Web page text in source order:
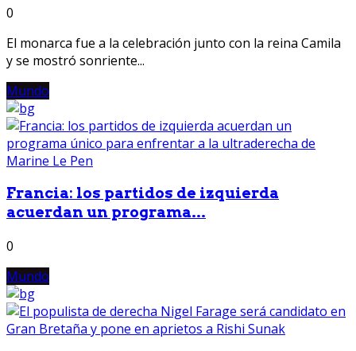
0
El monarca fue a la celebración junto con la reina Camila
y se mostró sonriente...
Mundo
Francia: los partidos de izquierda
acuerdan un programa...
0
Mundo